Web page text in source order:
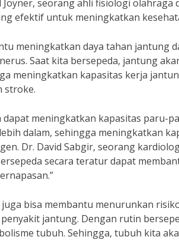
seorang ahli fisiologi olahraga
efektif untuk meningkatkan
meningkatkan daya tahan jantung
Saat kita bersepeda, jantung
meningkatkan kapasitas kerja
stroke.
meningkatkan kapasitas paru-
dalam, sehingga meningkatkan
Dr. David Sabgir, seorang
secara teratur dapat
bisa membantu menurunkan
jantung. Dengan rutin
tubuh. Sehingga, tubuh kita